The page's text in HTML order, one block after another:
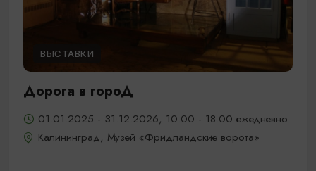
ВЫСТАВКИ
Дорога в гороД
01.01.2025 - 31.12.2026, 10.00 - 18.00 ежедневно
Калининград, Музей «Фридландские ворота»